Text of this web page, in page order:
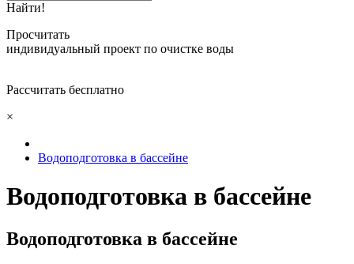
Найти!
Просчитать
индивидуальный проект по очистке воды
Рассчитать бесплатно
×
Водоподготовка в бассейне
Водоподготовка в бассейне
Водоподготовка в бассейне